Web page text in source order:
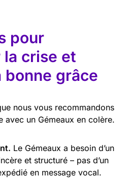
pour
la crise et
bonne grâce
nous vous recommandons
avec un Gémeaux en colère.
Le Gémeaux a besoin d’un
et structuré – pas d’un
en message vocal.